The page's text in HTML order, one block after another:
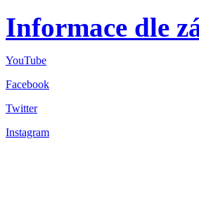
Informace dle
YouTube
Facebook
Twitter
Instagram